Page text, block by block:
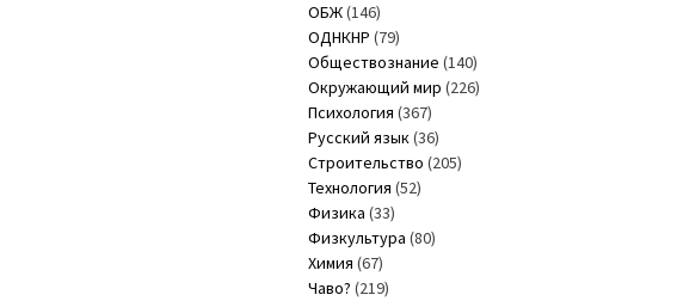
ОБЖ(146)
ОДНКНР (79)
Обществознание (140)
Окружающий мир (226)
Психология (367)
Русский язык(36)
Строительство (205)
Технология (52)
Физика (33)
Физкультура (80)
Химия (67)
Чаво? (219)